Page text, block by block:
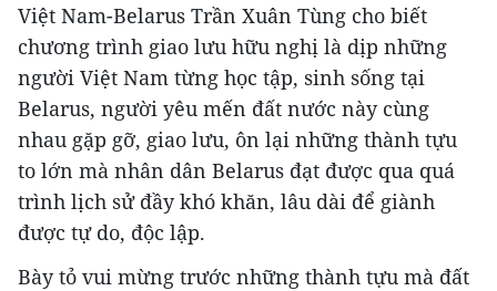
Việt Nam-Belarus Trần Xuân Tùng cho biết
chương trình giao lưu hữu nghị là dịp những
người Việt Nam từng học tập, sinh sống tại
Belarus, người yêu mến đất nước này cùng
nhau gặp gỡ, giao lưu, ôn lại những thành tựu
to lớn mà nhân dân Belarus đạt được qua quá
trình lịch sử đầy khó khăn, lâu dài để giành
được tự do, độc lập.
Bày tỏ vui mừng trước những thành tựu mà đất